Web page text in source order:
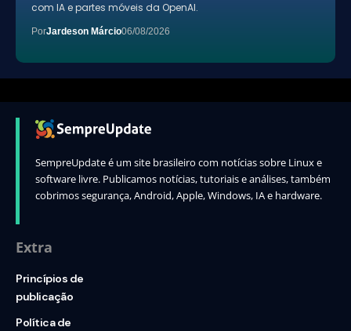
com IA e partes móveis da OpenAI.
PorJardeson Márcio06/08/2026
SempreUpdate é um site brasileiro com notícias sobre Linux e
software livre. Publicamos notícias, tutoriais e análises, também
cobrimos segurança, Android, Apple, Windows, IA e hardware.
Extra
Princípios de
publicação
Política de